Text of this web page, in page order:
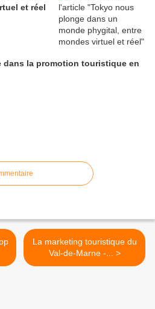
et réel
dans la promotion touristique en
La marketing touristique du
Val-de-Marne -... >